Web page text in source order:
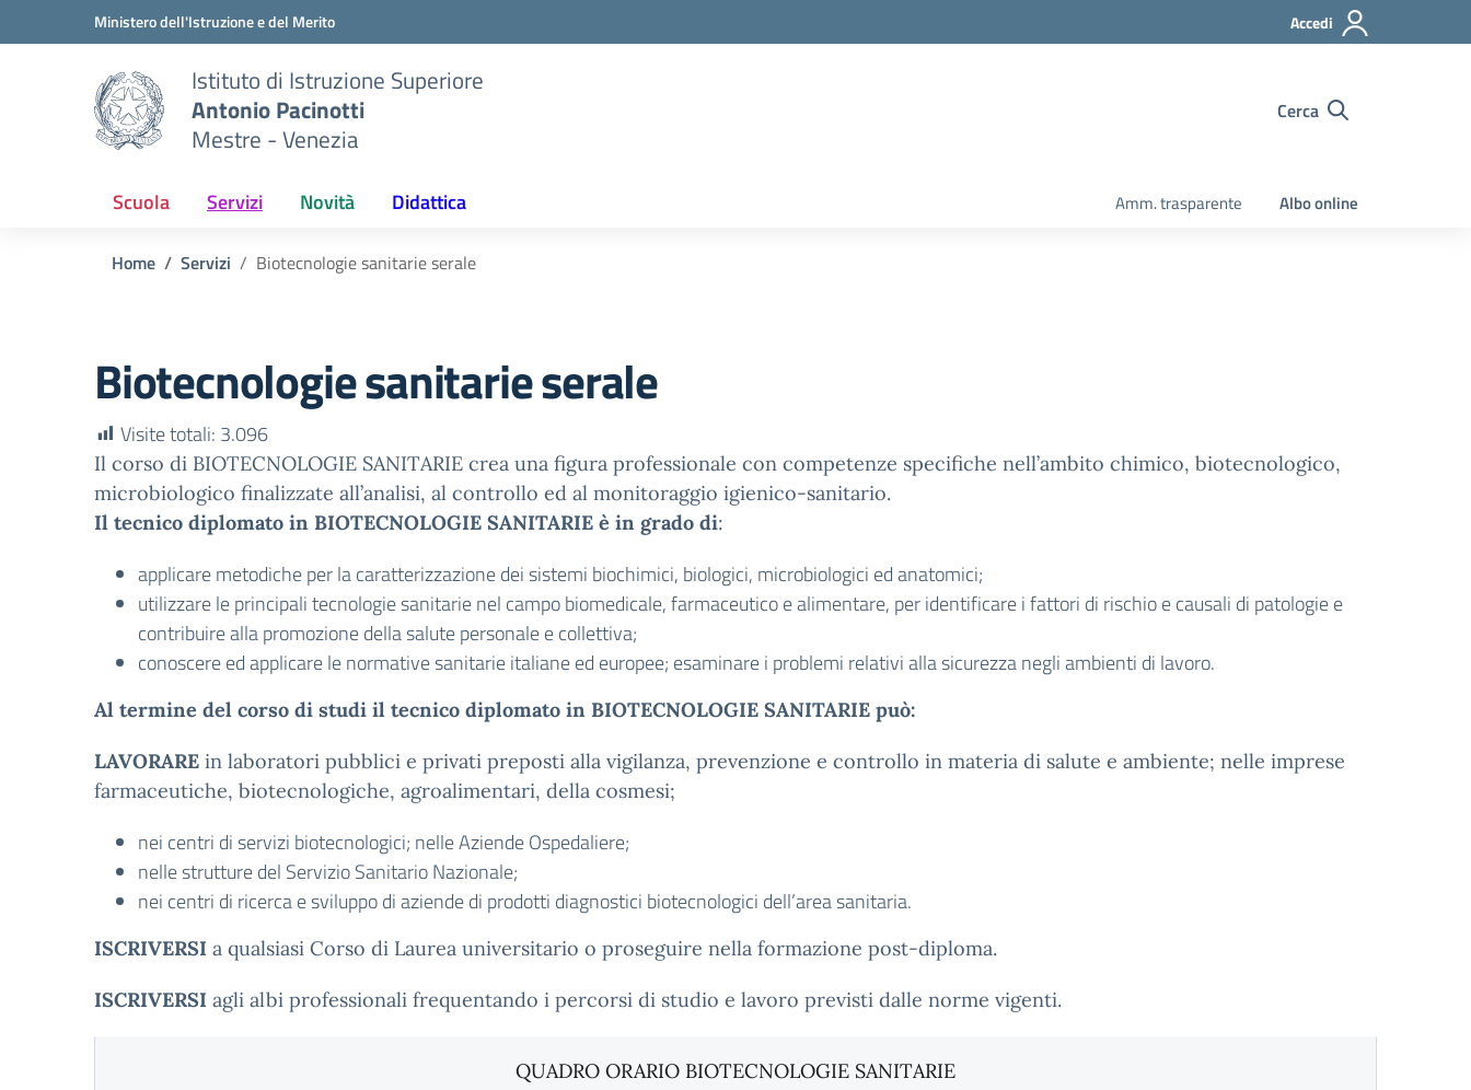
Vai ai contenuti
Vai al menu di navigazioneMinistero dell'Istruzione e del Merito Accedi
Istituto di Istruzione Superiore
Antonio Pacinotti
Mestre - Venezia
Cerca
Scuola Servizi Novità Didattica Amm. trasparente Albo online
Home Servizi Biotecnologie sanitarie serale
Biotecnologie sanitarie serale
Visite totali: 3.096
Il corso di BIOTECNOLOGIE SANITARIE crea una figura professionale con competenze specifiche nell’ambito chimico, biotecnologico,
microbiologico finalizzate all’analisi, al controllo ed al monitoraggio igienico-sanitario.
Il tecnico diplomato in BIOTECNOLOGIE SANITARIE è in grado di:
applicare metodiche per la caratterizzazione dei sistemi biochimici, biologici, microbiologici ed anatomici;
utilizzare le principali tecnologie sanitarie nel campo biomedicale, farmaceutico e alimentare, per identificare i fattori di rischio e causali di patologie e
contribuire alla promozione della salute personale e collettiva;
conoscere ed applicare le normative sanitarie italiane ed europee; esaminare i problemi relativi alla sicurezza negli ambienti di lavoro.
Al termine del corso di studi il tecnico diplomato in BIOTECNOLOGIE SANITARIE può:
LAVORARE in laboratori pubblici e privati preposti alla vigilanza, prevenzione e controllo in materia di salute e ambiente; nelle imprese
farmaceutiche, biotecnologiche, agroalimentari, della cosmesi;
nei centri di servizi biotecnologici; nelle Aziende Ospedaliere;
nelle strutture del Servizio Sanitario Nazionale;
nei centri di ricerca e sviluppo di aziende di prodotti diagnostici biotecnologici dell’area sanitaria.
ISCRIVERSI a qualsiasi Corso di Laurea universitario o proseguire nella formazione post-diploma.
ISCRIVERSI agli albi professionali frequentando i percorsi di studio e lavoro previsti dalle norme vigenti.
QUADRO ORARIO BIOTECNOLOGIE SANITARIE